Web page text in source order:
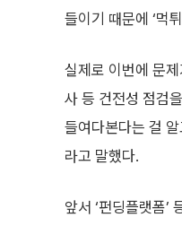
들이기 때문에 ‘먹
실제로 이번에 문
사 등 건전성 점검
들여다본다는 걸
라고 말했다.
앞서 ‘펀딩플랫폼’